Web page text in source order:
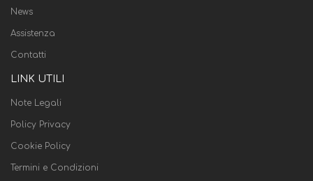
News
Assistenza
Contatti
LINK UTILI
Note Legali
Policy Privacy
Cookie Policy
Termini e Condizioni